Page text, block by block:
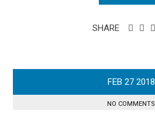
SHARE
FEB 27 2018
NO COMMENTS